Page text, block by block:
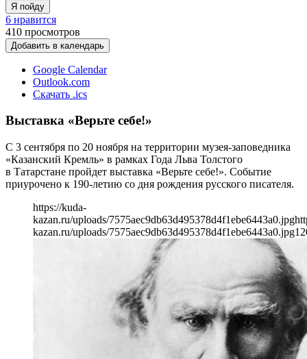
Я пойду
6 нравится
410 просмотров
Добавить в календарь
Google Calendar
Outlook.com
Скачать .ics
Выставка «Верьте себе!»
С 3 сентября по 20 ноября на территории музея-заповедника
«Казанский Кремль» в рамках Года Льва Толстого
в Татарстане пройдет выставка «Верьте себе!». Событие
приурочено к 190-летию со дня рождения русского писателя.
https://kuda-
kazan.ru/uploads/7575aec9db63d495378d4f1ebe6443a0.jpg
kazan.ru/uploads/7575aec9db63d495378d4f1ebe6443a0.jpg